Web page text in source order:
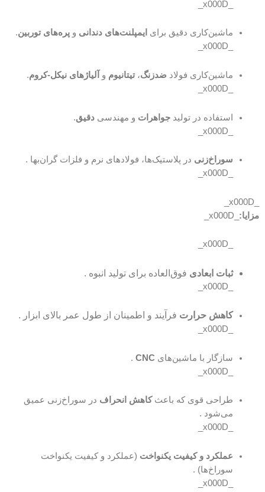
ماشین‌کاری دقیق برای ایمپلنت‌های دندانی و پره‌های توربین.
ماشین‌کاری فولاد ضدزنگ،تیتانیوم و آلیاژهای نیکل-کروم.
استفاده در تولید جواهرات و مهندسی دقیق.
سوراخ‌زنی در پلاستیک‌ها، فولادهای نرم و فلزات گران‌بها .
مزایا:
ثبات ابعادی فوق‌العاده برای تولید انبوه .
کاهش حرارت فرآیند و اطمینان از طول عمر بالای ابزار .
سازگار با ماشین‌های CNC
.
طراحی قوی که باعثکاهش انحراف در سوراخ‌زنی عمیق
می‌شود .
عملکرد و کیفیت یکنواخت (عملکرد و کیفیت یکنواخت
سوراخ‌ها) .